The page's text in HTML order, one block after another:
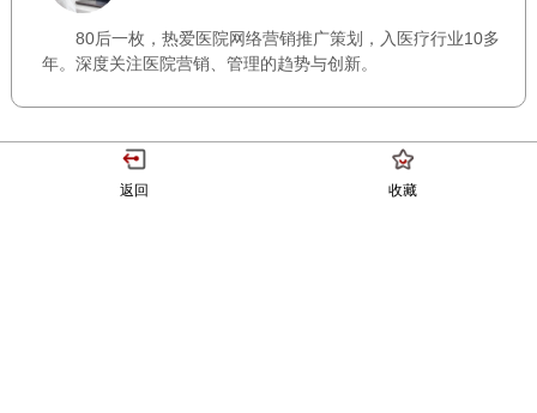
80后一枚，热爱医院网络营销推广策划，入医疗行业10多
年。深度关注医院营销、管理的趋势与创新。
返回 收藏